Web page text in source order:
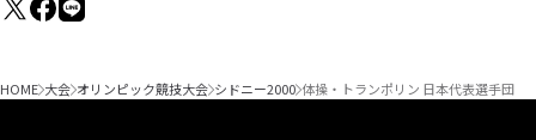
HOME 大会 オリンピック競技大会 シドニー2000 体操・トランポリン 日本代表選手団